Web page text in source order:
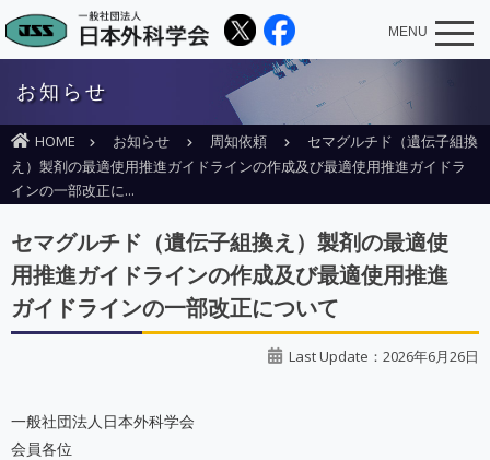
MENU
お知らせ
HOME お知らせ 周知依頼
セマグルチド（遺伝子組換
え）製剤の最適使用推進ガイドラインの作成及び最適使用推進ガイドラ
インの一部改正に...
セマグルチド（遺伝子組換え）製剤の最適使
用推進ガイドラインの作成及び最適使用推進
ガイドラインの一部改正について
Last Update：2026年6月26日
一般社団法人日本外科学会
会員各位